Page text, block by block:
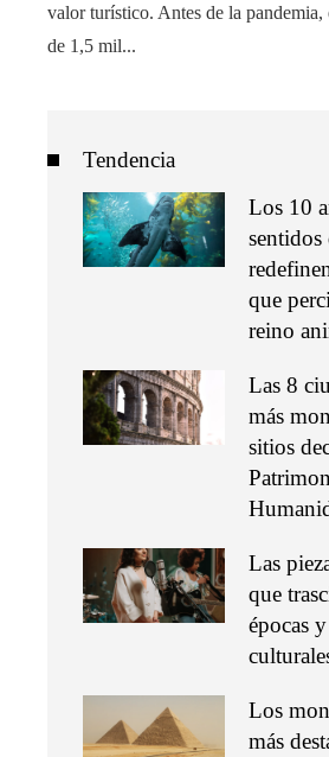
valor turístico. Antes de la pandemia,
de 1,5 mil...
Tendencia
Los 10
sentidos
que
reino
Las 8
más
sitios
Las
que
épocas
Los
más